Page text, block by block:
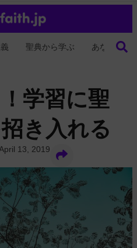
聖典から学ぶ あなたの生
学習に聖
き入れる
April 13, 2019